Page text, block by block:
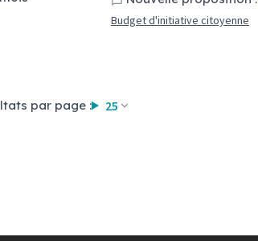
Budget d'initiative citoyenne
par page : 25